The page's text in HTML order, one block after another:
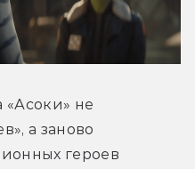
«Асоки» не
а заново
героев